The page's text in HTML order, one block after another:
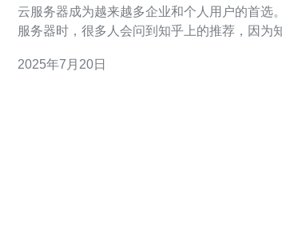
云服务器成为越来越多企业和个人用户的首选
服务器时，很多人会问到知乎上的推荐，因为
2022年日本的云服务器推荐知乎指南。 在日本，有许多
2025年7月20日